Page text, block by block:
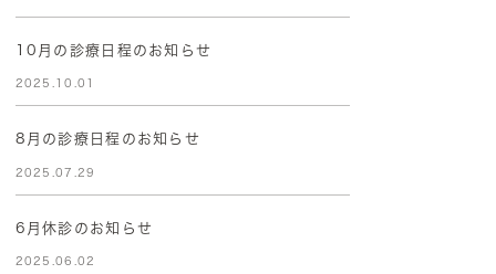
10月の診療日程のお知らせ
2025.10.01
8月の診療日程のお知らせ
2025.07.29
6月休診のお知らせ
2025.06.02